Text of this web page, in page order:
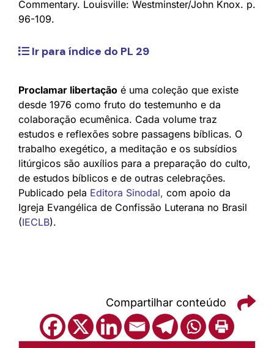
Commentary. Louisville: Westminster/John Knox. p.
96-109.
Ir para índice do PL 29
Proclamar libertação é uma coleção que existe
desde 1976 como fruto do testemunho e da
colaboração ecumênica. Cada volume traz
estudos e reflexões sobre passagens bíblicas. O
trabalho exegético, a meditação e os subsídios
litúrgicos são auxílios para a preparação do culto,
de estudos bíblicos e de outras celebrações.
Publicado pela Editora Sinodal, com apoio da
Igreja Evangélica de Confissão Luterana no Brasil
(IECLB).
Compartilhar conteúdo